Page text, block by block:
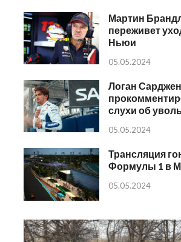
Мартин
переживет
Ньюи
05.05.2024
Логан
слухи об
05.05.2024
Трансляция
Формулы 1 в
05.05.2024